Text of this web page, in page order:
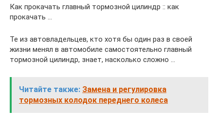
Как прокачать главный тормозной цилиндр :: как
прокачать …
Те из автовладельцев, кто хотя бы один раз в своей
жизни менял в автомобиле самостоятельно главный
тормозной цилиндр, знает, насколько сложно …
Читайте также: Замена и регулировка
тормозных колодок переднего колеса